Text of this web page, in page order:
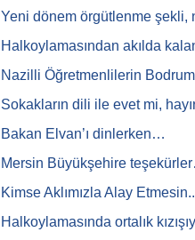
Yeni dönem örgütlenme şekli,
Halkoylamasından akılda
Nazilli Öğretmenlilerin
Sokakların dili ile evet mi,
Bakan Elvan’ı dinlerken…
Mersin Büyükşehire
Kimse Aklımızla Alay
Halkoylamasında ortalık